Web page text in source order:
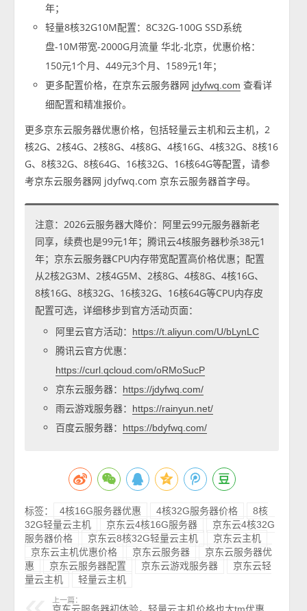
年；
轻量8核32G10M配置：8C32G-100G SSD系统
盘-10M带宽-2000G月流量 华北-北京，优惠价格：
150元1个月、449元3个月、1589元1年；
更多配置价格，在京东云服务器网 jdyfwq.com 查看详
细配置和精准报价。
更多京东云服务器优惠价格，包括轻量云主机和云主机，2
核2G、2核4G、2核8G、4核8G、4核16G、4核32G、8核16
G、8核32G、8核64G、16核32G、16核64G等配置，请参
考京东云服务器网 jdyfwq.com 京东云服务器首字母。
注意：2026云服务器大降价：阿里云99元服务器新老
同享，续费也是99元1年；腾讯云4核服务器秒杀38元1
年；京东云服务器CPU内存带宽配置高价格优惠；配置
从2核2G3M、2核4G5M、2核8G、4核8G、4核16G、
8核16G、8核32G、16核32G、16核64G等CPU内存皮
配置可选，详细移步到官方活动页面：
阿里云官方活动：
https://t.aliyun.com/U/bLynLC
腾讯云官方优惠：
https://curl.qcloud.com/oRMoSucP
京东云服务器： https://jdyfwq.com/
雨云游戏服务器： https://rainyun.net/
百度云服务器： https://bdyfwq.com/
标签： 4核16G服务器优惠 4核32G服务器价格
8核
32G轻量云主机
京东云4核16G服务器
京东云4核32G
服务器价格
京东云8核32G轻量云主机
京东云主机
京东云主机优惠价格
京东云服务器
京东云服务器优
惠
京东云服务器配置 京东云游戏服务器
京东云轻
量云主机
轻量云主机
上一篇：
京东云服务器初体验，轻量云主机价格也太tm优惠